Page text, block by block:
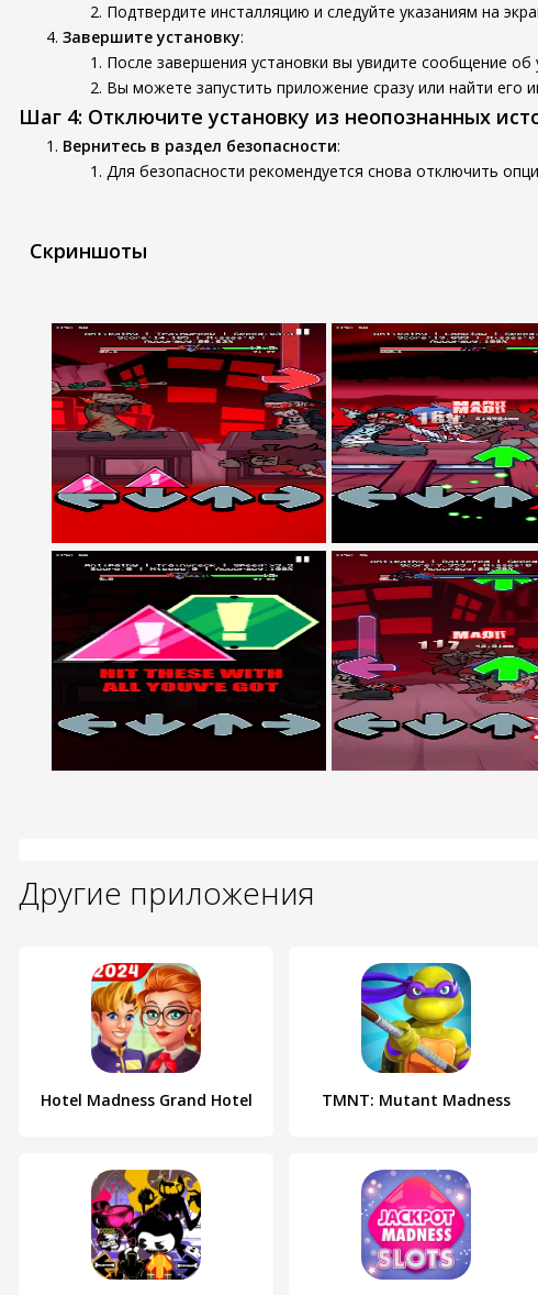
Подтвердите инсталляцию и следуйте указаниям на
Завершите установку:
После завершения установки вы увидите сообщение об
Вы можете запустить приложение сразу или найти его
Шаг 4: Отключите установку из неопознанных
Вернитесь в раздел безопасности:
Для безопасности рекомендуется снова отключить
Скриншоты
Другие приложения
Hotel Madness Grand Hotel TMNT: Mutant Madness